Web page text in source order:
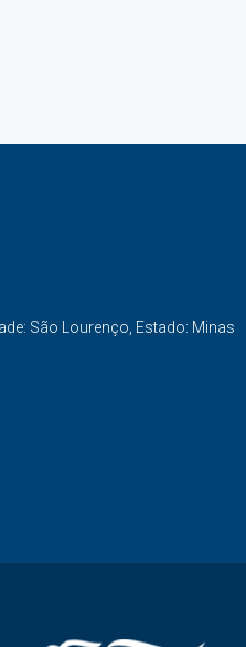
São Lourenço, Estado: Minas